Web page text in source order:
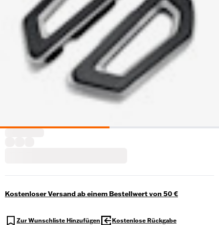
Kostenloser Versand ab einem Bestellwert von 50 €
Zur Wunschliste Hinzufügen Kostenlose Rückgabe